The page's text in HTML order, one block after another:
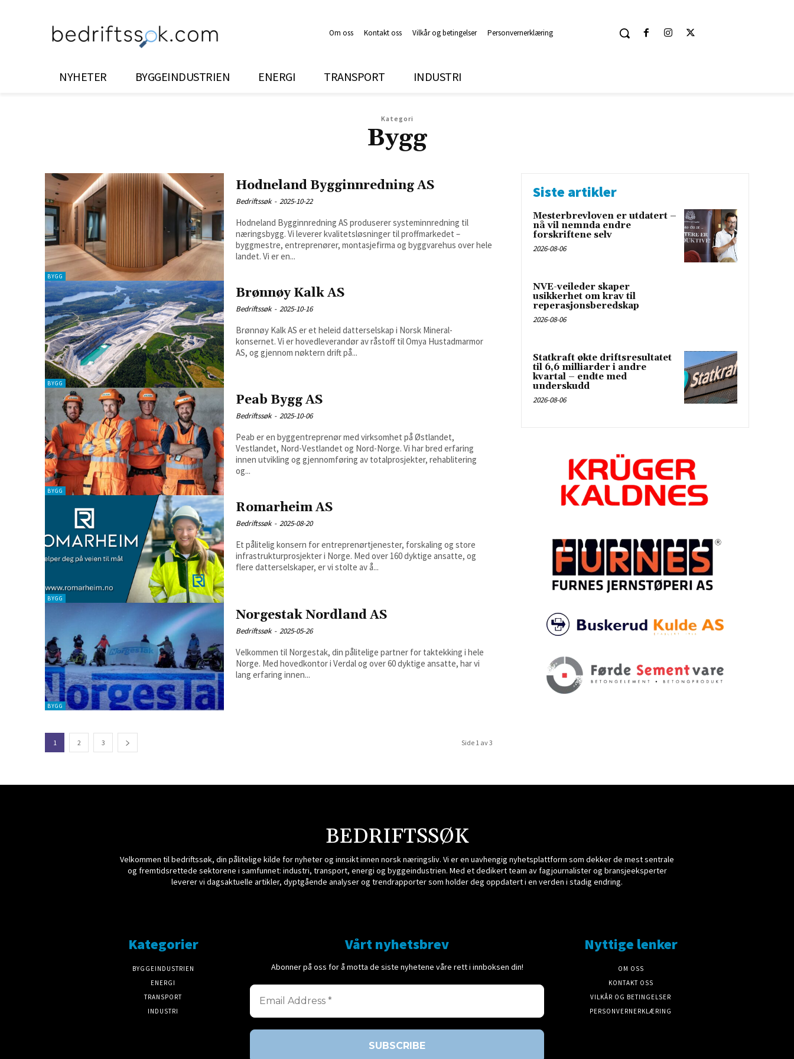
Om oss Kontakt oss Vilkår og betingelser Personvernerklæring
NYHETER BYGGEINDUSTRIEN ENERGI TRANSPORT INDUSTRI
Kategori
Bygg
BYGG
Hodneland Bygginnredning AS
Bedriftssøk - 2025-10-22
Hodneland Bygginnredning AS produserer systeminnredning til
næringsbygg. Vi leverer kvalitetsløsninger til proffmarkedet –
byggmestre, entreprenører, montasjefirma og byggvarehus over hele
landet. Vi er en...
BYGG
Brønnøy Kalk AS
Bedriftssøk - 2025-10-16
Brønnøy Kalk AS er et heleid datterselskap i Norsk Mineral-
konsernet. Vi er hovedleverandør av råstoff til Omya Hustadmarmor
AS, og gjennom nøktern drift på...
BYGG
Peab Bygg AS
Bedriftssøk - 2025-10-06
Peab er en byggentreprenør med virksomhet på Østlandet,
Vestlandet, Nord-Vestlandet og Nord-Norge. Vi har bred erfaring
innen utvikling og gjennomføring av totalprosjekter, rehablitering
og...
BYGG
Romarheim AS
Bedriftssøk - 2025-08-20
Et pålitelig konsern for entreprenørtjenester, forskaling og store
infrastrukturprosjekter i Norge. Med over 160 dyktige ansatte, og
flere datterselskaper, er vi stolte av å...
BYGG
Norgestak Nordland AS
Bedriftssøk - 2025-05-26
Velkommen til Norgestak, din pålitelige partner for taktekking i hele
Norge. Med hovedkontor i Verdal og over 60 dyktige ansatte, har vi
lang erfaring innen...
1 2 3 Side 1 av 3
Siste artikler
Mesterbrevloven er utdatert –
nå vil nemnda endre
forskriftene selv
2026-08-06
NVE-veileder skaper
usikkerhet om krav til
reperasjonsberedskap
2026-08-06
Statkraft økte driftsresultatet
til 6,6 milliarder i andre
kvartal – endte med
underskudd
2026-08-06
BEDRIFTSSØK
Velkommen til bedriftssøk, din pålitelige kilde for nyheter og innsikt innen norsk næringsliv. Vi er en uavhengig nyhetsplattform som dekker de mest sentrale
og fremtidsrettede sektorene i samfunnet: industri, transport, energi og byggeindustrien. Med et dedikert team av fagjournalister og bransjeeksperter
leverer vi dagsaktuelle artikler, dyptgående analyser og trendrapporter som holder deg oppdatert i en verden i stadig endring.
Kategorier
BYGGEINDUSTRIEN
ENERGI
TRANSPORT
INDUSTRI
Vårt nyhetsbrev
Abonner på oss for å motta de siste nyhetene våre rett i innboksen din!
Nyttige lenker
OM OSS
KONTAKT OSS
VILKÅR OG BETINGELSER
PERSONVERNERKLÆRING